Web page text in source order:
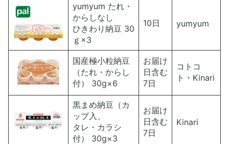
yumyum たれ・
からしなし
ひきわり納豆 30
ｇ×3
10日 yumyum
国産極小粒納豆
（たれ・からし
付） 30g×6
お届け
日含む
7日
コトコ
ト・Kinari
黒まめ納豆（カ
ップ入、
タレ・カラシ
付） 30g×3
お届け
日含む
7日
Kinari